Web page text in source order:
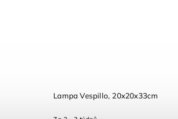
Lampa Vespillo, 20x20x33cm